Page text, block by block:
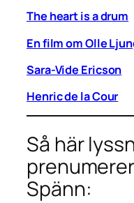
The heart is a drum
En film om Olle
Sara-Vide Ericson
Henric de la Cour
Så här
Spänn: